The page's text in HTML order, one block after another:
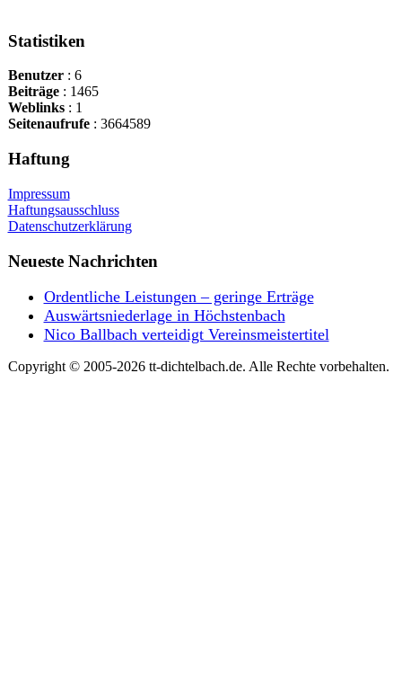
Statistiken
Benutzer: 6
Beiträge: 1465
Weblinks: 1
Seitenaufrufe: 3664589
Haftung
Impressum
Haftungsausschluss
Datenschutzerklärung
Neueste Nachrichten
Ordentliche Leistungen – geringe Erträge
Auswärtsniederlage in Höchstenbach
Nico Ballbach verteidigt Vereinsmeistertitel
Copyright © 2005-2026 tt-dichtelbach.de. Alle Rechte vorbehalten.